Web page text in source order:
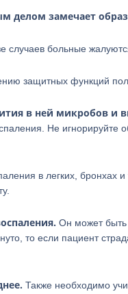
делом замечает
больные
защитных функций
в ней микробов и
Не игнорируйте
в легких, бронхах
Он может быть
то если пациент
Также необходимо